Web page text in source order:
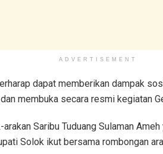
ADVERTISEMENT
dapat memberikan dampak
membuka secara resmi kegiatan
Saribu Tuduang Sulaman
Solok ikut bersama rombongan